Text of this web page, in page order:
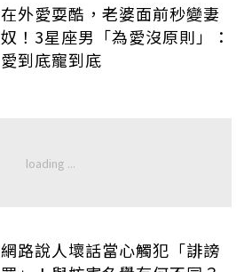
在外愛耍酷，老婆面前秒變妻
奴！3星座男「為愛沒原則」：
愛到底寵到底
網路說人壞話當心觸犯「誹謗